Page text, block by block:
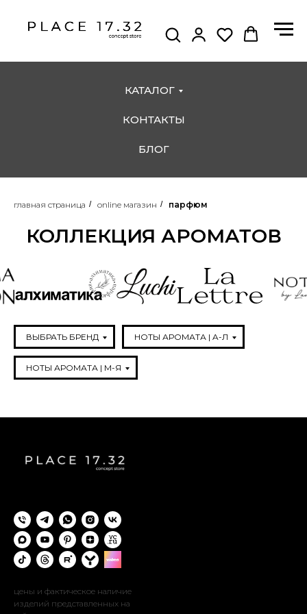
КАТАЛОГ
КОНТАКТЫ
БЛОГ
главная страница / online магазин / парфюм
КОЛЛЕКЦИЯ АРОМАТОВ
ВЫБРАТЬ БРЕНД НОТЫ АРОМАТА | A-Л
НОТЫ АРОМАТА | М-Я
цены и фактическое наличие
изделий представленных на